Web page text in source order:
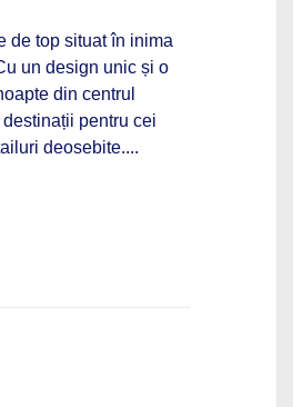
de top situat în inima
un design unic și o
din centrul
pentru cei
deosebite....